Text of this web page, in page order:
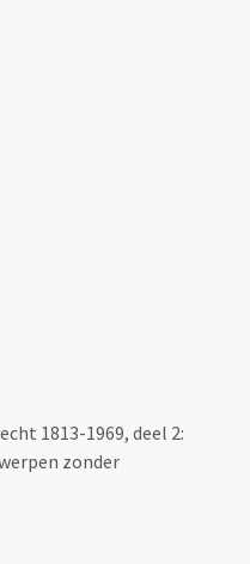
1813-1969, deel 2:
zonder